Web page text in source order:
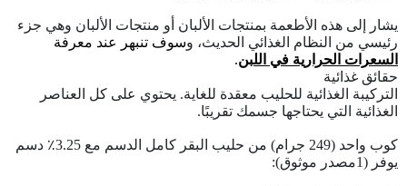
يشار إلى هذه الأطعمة بمنتجات الألبان أو منتجات الألبان وهي جزء
رئيسي من النظام الغذائي الحديث، وسوف تنبهر عند معرفة
السعرات الحرارية في اللبن.
حقائق غذائية
التركيبة الغذائية للحليب معقدة للغاية. يحتوي على كل العناصر
الغذائية التي يحتاجها جسمك تقريبًا.
كوب واحد (249 جرام) من حليب البقر كامل الدسم مع 3.25٪ دسم
يوفر (1مصدر موثوق):